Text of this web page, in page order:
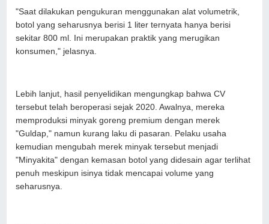
"Saat dilakukan pengukuran menggunakan alat volumetrik,
botol yang seharusnya berisi 1 liter ternyata hanya berisi
sekitar 800 ml. Ini merupakan praktik yang merugikan
konsumen," jelasnya.
Lebih lanjut, hasil penyelidikan mengungkap bahwa CV
tersebut telah beroperasi sejak 2020. Awalnya, mereka
memproduksi minyak goreng premium dengan merek
"Guldap," namun kurang laku di pasaran. Pelaku usaha
kemudian mengubah merek minyak tersebut menjadi
"Minyakita" dengan kemasan botol yang didesain agar terlihat
penuh meskipun isinya tidak mencapai volume yang
seharusnya.